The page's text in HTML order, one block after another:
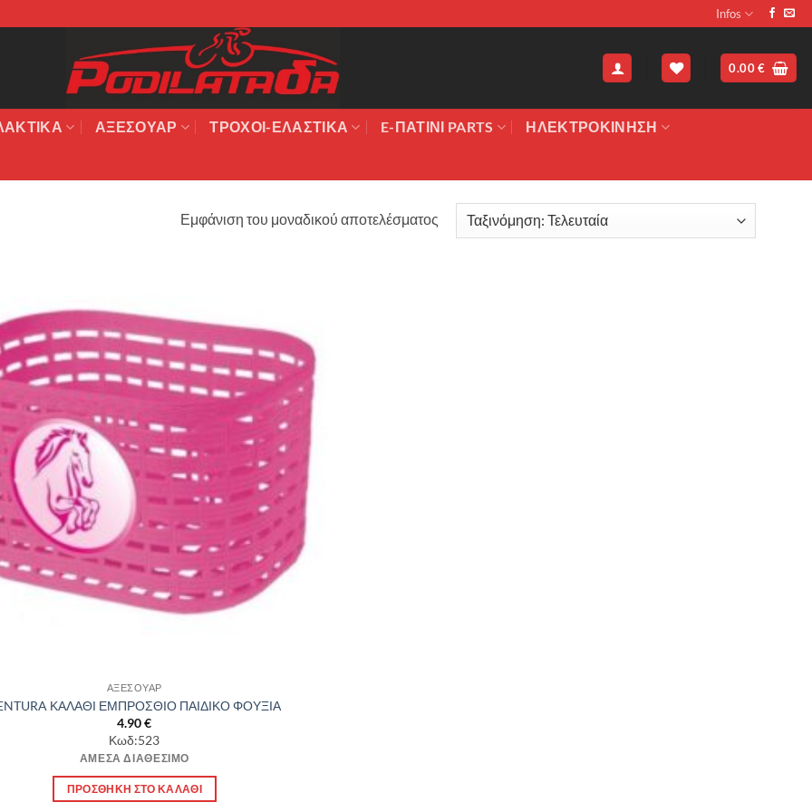
Infos
0.00€
ΑΞΕΣΟΥΆΡ ΤΡΟΧΟΙ-ΕΛΑΣΤΙΚΑ E-ΠΑΤΙΝΙ PARTS ΗΛΕΚΤΡΟΚΙΝΗΣΗ
Εμφάνιση του μοναδικού αποτελέσματος
στην λίστα
επιθυμιών
ΑΞΕΣΟΥΑΡ
ΚΑΛΑΘΙ ΕΜΠΡΟΣΘΙΟ ΠΑΙΔΙΚΟ ΦΟΥΞΙΑ
4.90€
Κωδ:523
ΆΜΕΣΑ ΔΙΑΘΈΣΙΜΟ
ΠΡΟΣΘΉΚΗ ΣΤΟ ΚΑΛΆΘΙ